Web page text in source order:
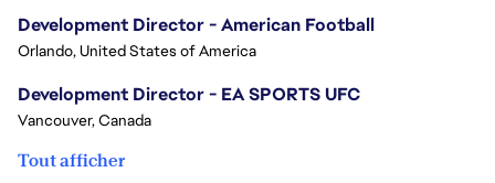
Development Director - American Football
Orlando, United States of America
Development Director - EA SPORTS UFC
Vancouver, Canada
Tout afficher